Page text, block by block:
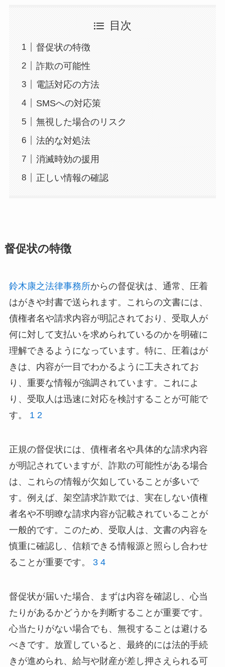
目次
督促状の特徴
詐欺の可能性
電話対応の方法
SMSへの対応策
無視した場合のリスク
法的な対処法
消滅時効の援用
正しい情報の確認
督促状の特徴
鈴木康之法律事務所からの督促状は、通常、圧着
はがきや封書で送られます。これらの文書には、
債権者名や請求内容が明記されており、受取人が
何に対して支払いを求められているのかを明確に
理解できるようになっています。特に、圧着はが
きは、内容が一目でわかるように工夫されてお
り、重要な情報が強調されています。これによ
り、受取人は迅速に対応を検討することが可能で
す。 1 2
正規の督促状には、債権者名や具体的な請求内容
が明記されていますが、詐欺の可能性がある場合
は、これらの情報が欠如していることが多いで
す。例えば、架空請求詐欺では、実在しない債権
者名や不明瞭な請求内容が記載されていることが
一般的です。このため、受取人は、文書の内容を
慎重に確認し、信頼できる情報源と照らし合わせ
ることが重要です。 3 4
督促状が届いた場合、まずは内容を確認し、心当
たりがあるかどうかを判断することが重要です。
心当たりがない場合でも、無視することは避ける
べきです。放置していると、最終的には法的手続
きが進められ、給与や財産が差し押さえられる可